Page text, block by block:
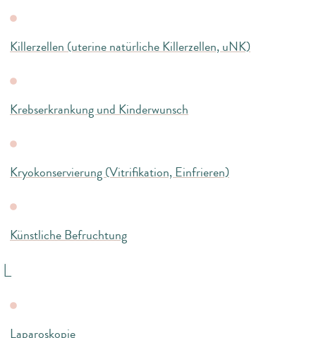
Killerzellen (uterine natürliche Killerzellen, uNK)
Krebserkrankung und Kinderwunsch
Kryokonservierung (Vitrifikation, Einfrieren)
Künstliche Befruchtung
L
Laparoskopie